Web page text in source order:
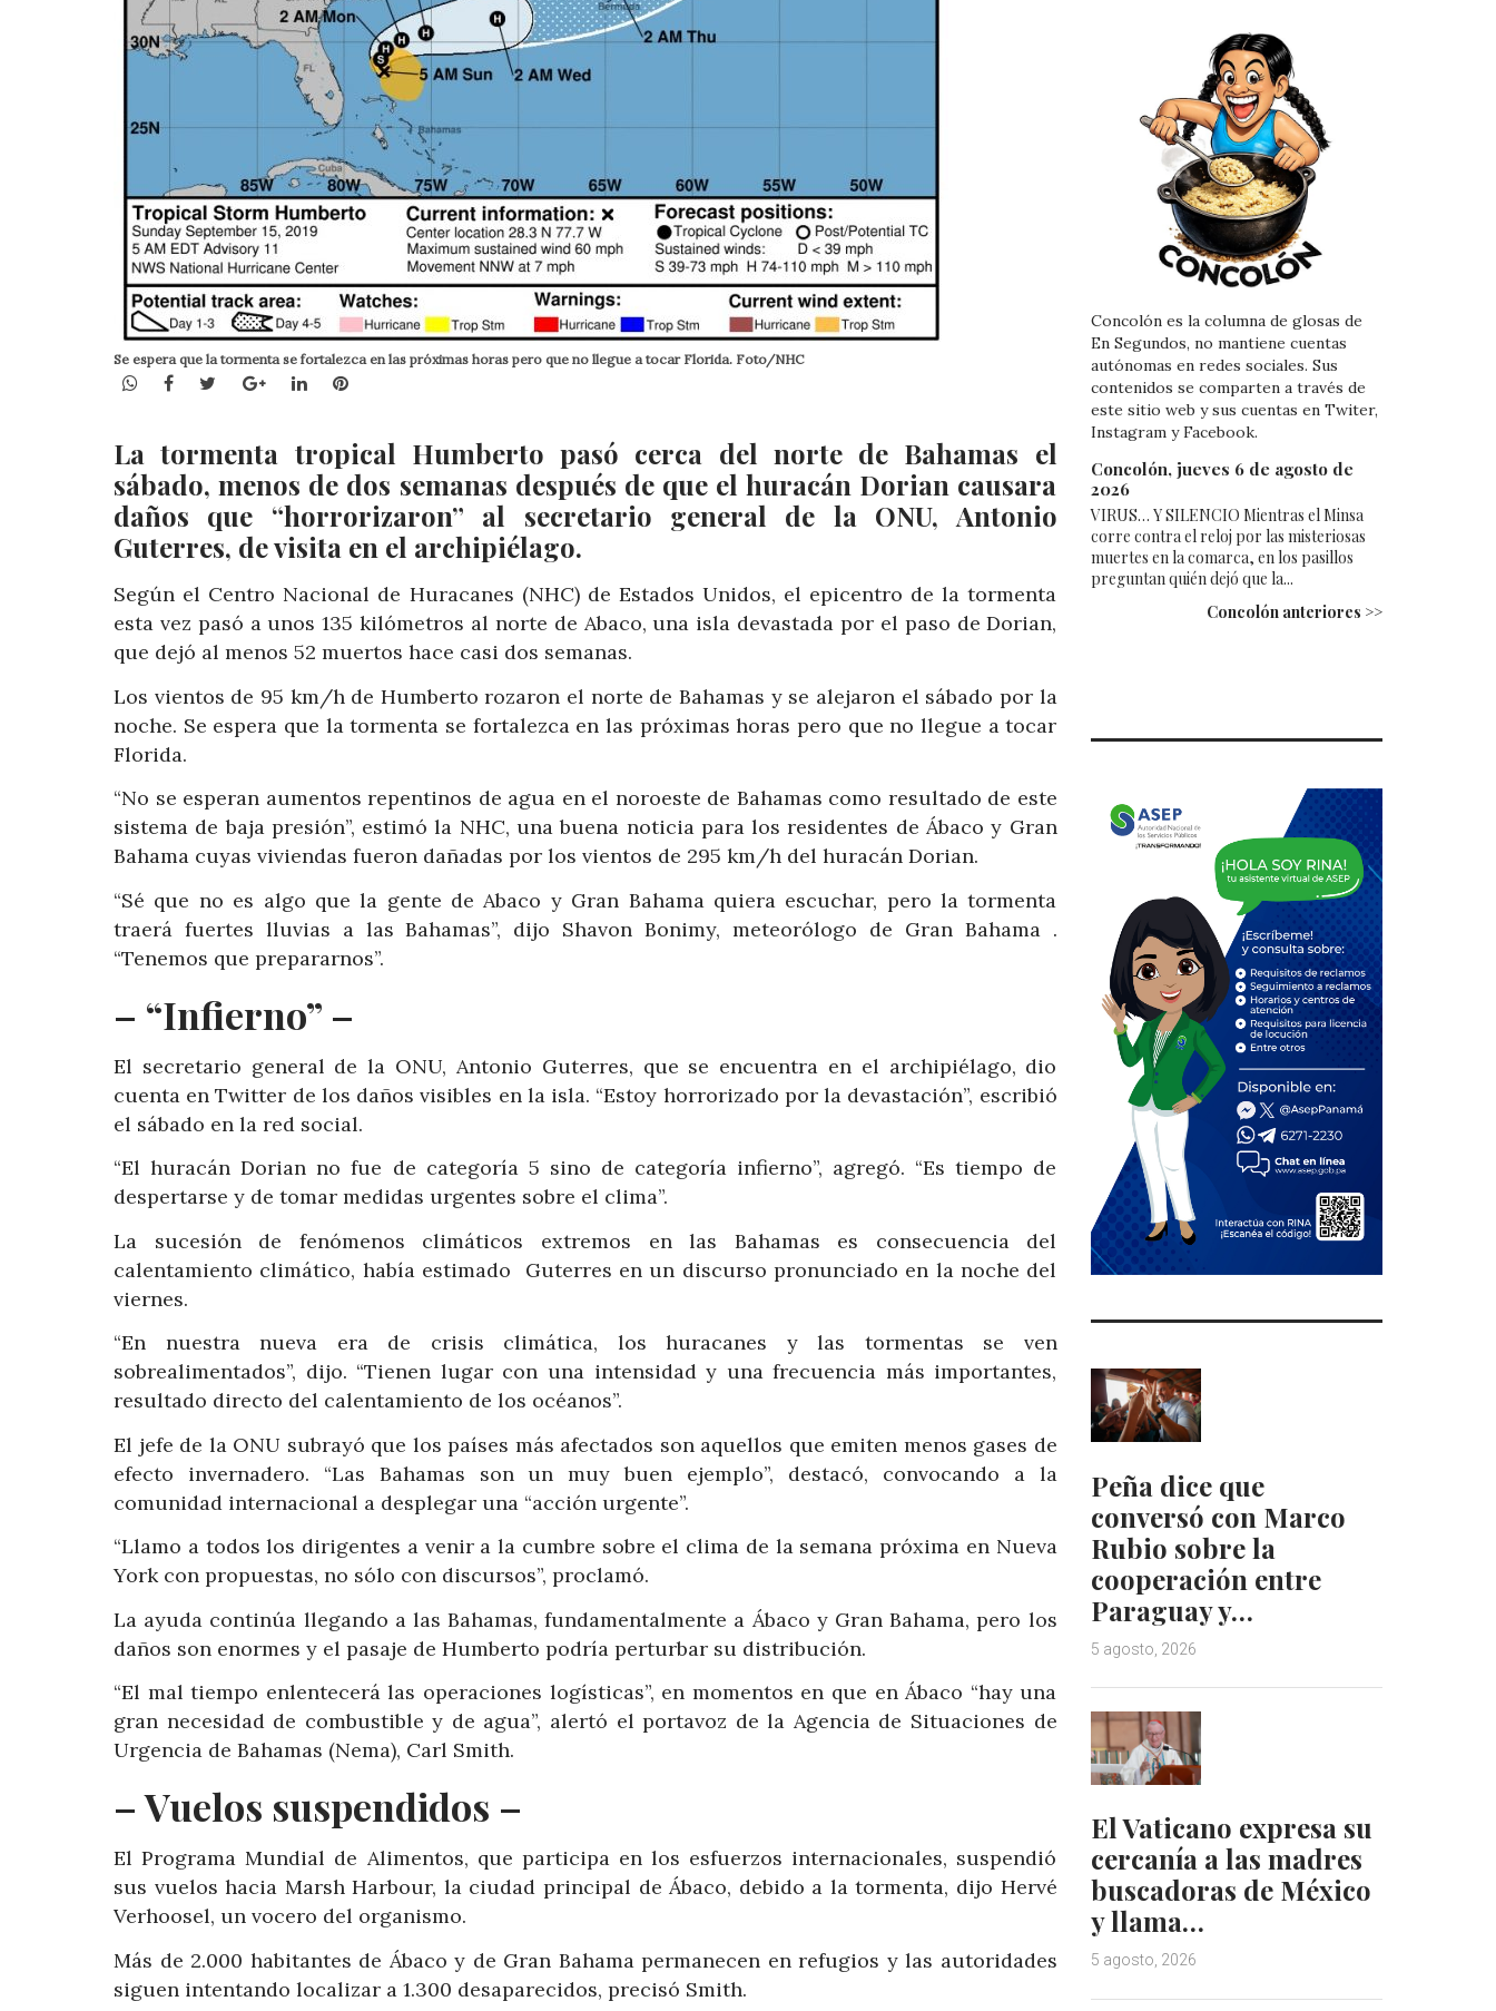
Se espera que la tormenta se fortalezca en las próximas horas pero que no llegue a tocar Florida. Foto/NHC
WhatsApp
Facebook
TwitterGoogle+LinkedInPinterest
La tormenta tropical Humberto pasó cerca del norte de Bahamas el
sábado, menos de dos semanas después de que el huracán Dorian causara
daños que “horrorizaron” al secretario general de la ONU, Antonio
Guterres, de visita en el archipiélago.
Según el Centro Nacional de Huracanes (NHC) de Estados Unidos, el epicentro de la tormenta
esta vez pasó a unos 135 kilómetros al norte de Abaco, una isla devastada por el paso de Dorian,
que dejó al menos 52 muertos hace casi dos semanas.
Los vientos de 95 km/h de Humberto rozaron el norte de Bahamas y se alejaron el sábado por la
noche. Se espera que la tormenta se fortalezca en las próximas horas pero que no llegue a tocar
Florida.
“No se esperan aumentos repentinos de agua en el noroeste de Bahamas como resultado de este
sistema de baja presión”, estimó la NHC, una buena noticia para los residentes de Ábaco y Gran
Bahama cuyas viviendas fueron dañadas por los vientos de 295 km/h del huracán Dorian.
“Sé que no es algo que la gente de Abaco y Gran Bahama quiera escuchar, pero la tormenta
traerá fuertes lluvias a las Bahamas”, dijo Shavon Bonimy, meteorólogo de Gran Bahama .
“Tenemos que prepararnos”.
– “Infierno” –
El secretario general de la ONU, Antonio Guterres, que se encuentra en el archipiélago, dio
cuenta en Twitter de los daños visibles en la isla. “Estoy horrorizado por la devastación”, escribió
el sábado en la red social.
“El huracán Dorian no fue de categoría 5 sino de categoría infierno”, agregó. “Es tiempo de
despertarse y de tomar medidas urgentes sobre el clima”.
La sucesión de fenómenos climáticos extremos en las Bahamas es consecuencia del
calentamiento climático, había estimado Guterres en un discurso pronunciado en la noche del
viernes.
“En nuestra nueva era de crisis climática, los huracanes y las tormentas se ven
sobrealimentados”, dijo. “Tienen lugar con una intensidad y una frecuencia más importantes,
resultado directo del calentamiento de los océanos”.
El jefe de la ONU subrayó que los países más afectados son aquellos que emiten menos gases de
efecto invernadero. “Las Bahamas son un muy buen ejemplo”, destacó, convocando a la
comunidad internacional a desplegar una “acción urgente”.
“Llamo a todos los dirigentes a venir a la cumbre sobre el clima de la semana próxima en Nueva
York con propuestas, no sólo con discursos”, proclamó.
La ayuda continúa llegando a las Bahamas, fundamentalmente a Ábaco y Gran Bahama, pero los
daños son enormes y el pasaje de Humberto podría perturbar su distribución.
“El mal tiempo enlentecerá las operaciones logísticas”, en momentos en que en Ábaco “hay una
gran necesidad de combustible y de agua”, alertó el portavoz de la Agencia de Situaciones de
Urgencia de Bahamas (Nema), Carl Smith.
– Vuelos suspendidos –
El Programa Mundial de Alimentos, que participa en los esfuerzos internacionales, suspendió
sus vuelos hacia Marsh Harbour, la ciudad principal de Ábaco, debido a la tormenta, dijo Hervé
Verhoosel, un vocero del organismo.
Más de 2.000 habitantes de Ábaco y de Gran Bahama permanecen en refugios y las autoridades
siguen intentando localizar a 1.300 desaparecidos, precisó Smith.
Concolón es la columna de glosas de
En Segundos, no mantiene cuentas
autónomas en redes sociales. Sus
contenidos se comparten a través de
este sitio web y sus cuentas en Twiter,
Instagram y Facebook.
Concolón, jueves 6 de agosto de
2026
VIRUS… Y SILENCIO Mientras el Minsa
corre contra el reloj por las misteriosas
muertes en la comarca, en los pasillos
preguntan quién dejó que la...
Concolón anteriores >>
Peña dice que
conversó con Marco
Rubio sobre la
cooperación entre
Paraguay y…
5 agosto, 2026
El Vaticano expresa su
cercanía a las madres
buscadoras de México
y llama…
5 agosto, 2026